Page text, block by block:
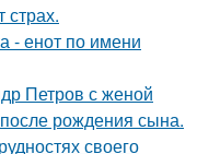
страх.
- енот по имени
Петров с женой
рождения сына.
своего